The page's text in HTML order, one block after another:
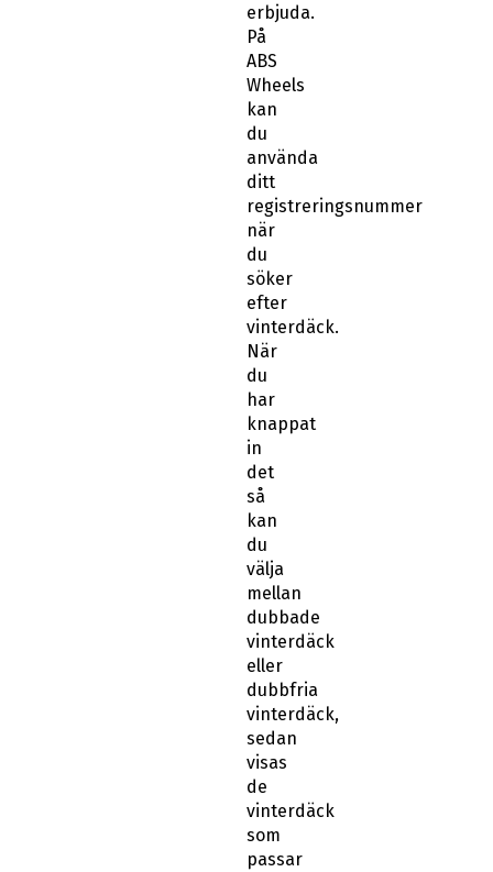
erbjuda.
På
ABS
Wheels
kan
du
använda
ditt
registreringsnummer
när
du
söker
efter
vinterdäck.
När
du
har
knappat
in
det
så
kan
du
välja
mellan
dubbade
vinterdäck
eller
dubbfria
vinterdäck,
sedan
visas
de
vinterdäck
som
passar